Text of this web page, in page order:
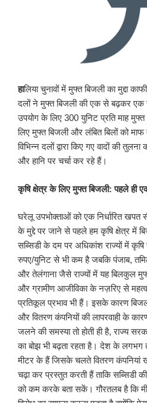
हालिया चुनावों में मुफ्त बिजली का मुद्दा
दलों ने मुफ्त बिजली की एक से बढ़कर एक
उपयोग के लिए 300 युनिट प्रति माह
लिए मुफ्त बिजली और लंबित बिलों को
विभिन्न दलों द्वारा किए गए वादों की
और हानि पर चर्चा कर रहे हैं।
कृषि क्षेत्र के लिए मुफ्त बिजली: पहले ही
घरेलू उपभोक्ताओं को एक निर्धारित खपत
के मुद्दे पर जाने से पहले हम कृषि क्षेत्र में
सब्सिडी के दम पर अधिकांश राज्यों में
रुपए/युनिट से भी कम है जबकि पंजाब,
और तेलंगाना जैसे राज्यों में यह बिलकुल
और ग्रामीण आजीविका के नज़रिए से
प्रतिकूल प्रभाव भी हैं। इसके कारण
और वितरण कंपनियों की लापरवाही के
जलने की समस्या तो होती ही है, राज्य
का बोझ भी बढ़ता रहता है। देश के लगभग
मीटर के हैं जिसके चलते वितरण कंपनियां
चढ़ा कर प्रस्तुत करती हैं ताकि सब्सिडी
को कम करके बता सकें। गौरतलब है कि